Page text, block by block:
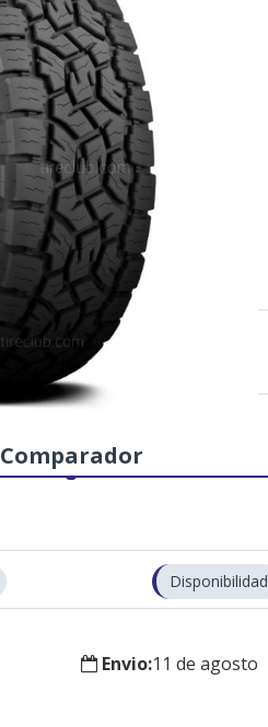
Comparador
Disponibilidad
Envio:11 de agosto